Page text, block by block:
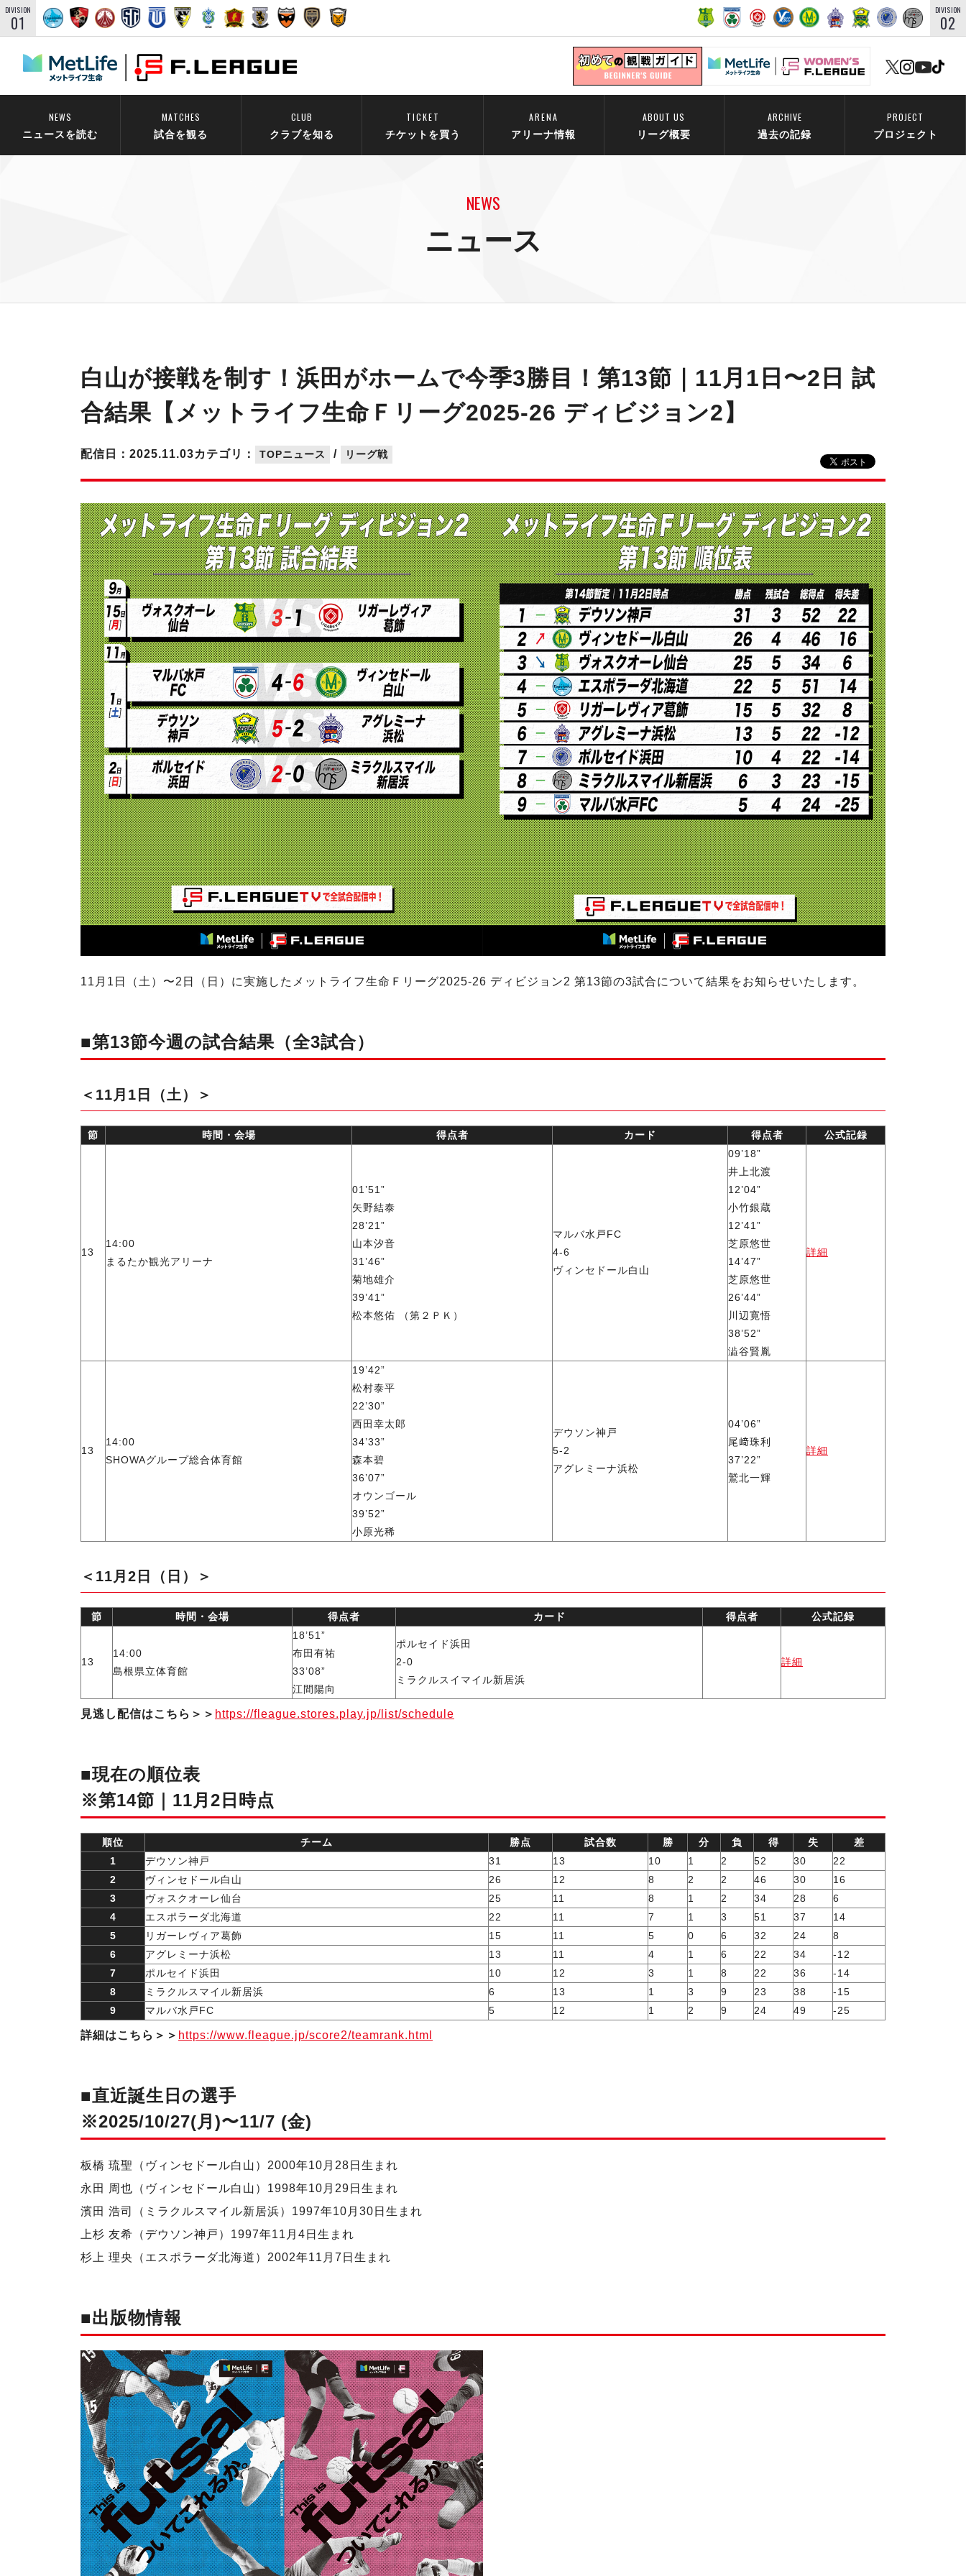
DIVISION
01
DIVISION
02
NEWS
ニュースを読む
MATCHES
試合を観る
CLUB
クラブを知る
TICKET
チケットを買う
ARENA
アリーナ情報
ABOUT US
リーグ概要
ARCHIVE
過去の記録
PROJECT
プロジェクト
NEWS
ニュース
白山が接戦を制す！浜田がホームで今季3勝目！第13節｜11月1日〜2日 試
合結果【メットライフ生命Ｆリーグ2025-26 ディビジョン2】
カテゴリ： TOPニュース / リーグ戦
配信日：2025.11.03
11月1日（土）〜2日（日）に実施したメットライフ生命Ｆリーグ2025-26 ディビジョン2 第13節の3試合について結果をお知らせいたします。
■第13節今週の試合結果（全3試合）
＜11月1日（土）＞
節 時間・会場 得点者 カード 得点者 公式記録
13
14:00
まるたか観光アリーナ
01’51”
矢野結泰
28’21”
山本汐音
31’46”
菊地雄介
39’41”
松本悠佑 （第２ＰＫ）
マルバ水戸FC
4-6
ヴィンセドール白山
09’18”
井上北渡
12’04”
小竹銀蔵
12’41”
芝原悠世
14’47”
芝原悠世
26’44”
川辺寛悟
38’52”
澁谷賢胤
詳細
13
14:00
SHOWAグループ総合体育館
19’42”
松村泰平
22’30”
西田幸太郎
34’33”
森本碧
36’07”
オウンゴール
39’52”
小原光稀
デウソン神戸
5-2
アグレミーナ浜松
04’06”
尾﨑珠利
37’22”
鷲北一輝
詳細
＜11月2日（日）＞
節 時間・会場 得点者 カード 得点者 公式記録
13
14:00
島根県立体育館
18’51”
布田有祐
33’08”
江間陽向
ポルセイド浜田
2-0
ミラクルスイマイル新居浜
詳細
見逃し配信はこちら＞＞ https://fleague.stores.play.jp/list/schedule
■現在の順位表
※第14節｜11月2日時点
順位 チーム 勝点 試合数 勝 分 負 得 失
差
1
デウソン神戸 31 13 10 1 2 52 30
22
2
ヴィンセドール白山 26 12 8 2 2 46 30
16
3
ヴォスクオーレ仙台 25 11 8 1 2 34 28
6
4
エスポラーダ北海道 22 11 7 1 3 51 37
14
5
リガーレヴィア葛飾 15 11 5 0 6 32 24
8
6
アグレミーナ浜松 13 11 4 1 6 22 34
-12
7
ポルセイド浜田 10 12 3 1 8 22 36
-14
8
ミラクルスマイル新居浜 6 13 1 3 9 23 38
-15
9
マルバ水戸FC 5 12 1 2 9 24 49 -25
詳細はこちら＞＞ https://www.fleague.jp/score2/teamrank.html
■直近誕生日の選手
※2025/10/27(月)〜11/7 (金)
板橋 琉聖（ヴィンセドール白山）2000年10月28日生まれ
永田 周也（ヴィンセドール白山）1998年10月29日生まれ
濱田 浩司（ミラクルスマイル新居浜）1997年10月30日生まれ
上杉 友希（デウソン神戸）1997年11月4日生まれ
杉上 理央（エスポラーダ北海道）2002年11月7日生まれ
■出版物情報